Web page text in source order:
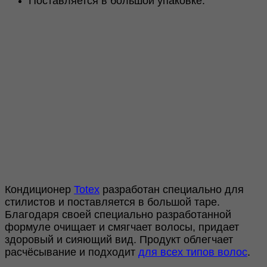
Кондиционер Totex разработан специально для
стилистов и поставляется в большой таре.
Благодаря своей специально разработанной
формуле очищает и смягчает волосы, придает
здоровый и сияющий вид. Продукт облегчает
расчёсывание и подходит для всех типов волос.